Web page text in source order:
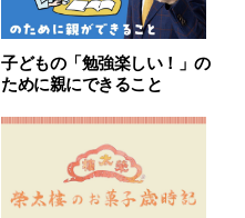
子どもの「勉強楽しい！」の
ために親にできること